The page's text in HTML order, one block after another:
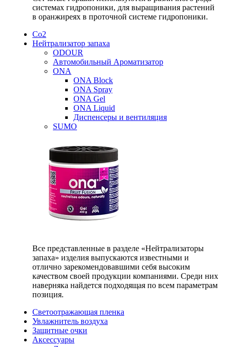
системах гидропоники, для выращивания растений
в оранжиреях в проточной системе гидропоники.
Со2
Нейтрализатор запаха
ODOUR
Автомобильный Ароматизатор
ONA
ONA Block
ONA Spray
ONA Gel
ONA Liquid
Диспенсеры и вентиляция
SUMO
Все представленные в разделе «Нейтрализаторы
запаха» изделия выпускаются известными и
отлично зарекомендовавшими себя высоким
качеством своей продукции компаниями. Среди них
наверняка найдется подходящая по всем параметрам
позиция.
Светоотражающая пленка
Увлажнитель воздуха
Защитные очки
Аксессуары